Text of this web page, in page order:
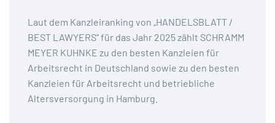
Laut dem Kanzleiranking von „HANDELSBLATT /
BEST LAWYERS“ für das Jahr 2025 zählt SCHRAMM
MEYER KUHNKE zu den besten Kanzleien für
Arbeitsrecht in Deutschland sowie zu den besten
Kanzleien für Arbeitsrecht und betriebliche
Altersversorgung in Hamburg.